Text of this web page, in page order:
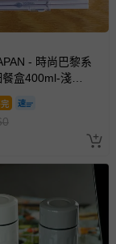
- 時尚巴黎系
盒400ml-淺
完